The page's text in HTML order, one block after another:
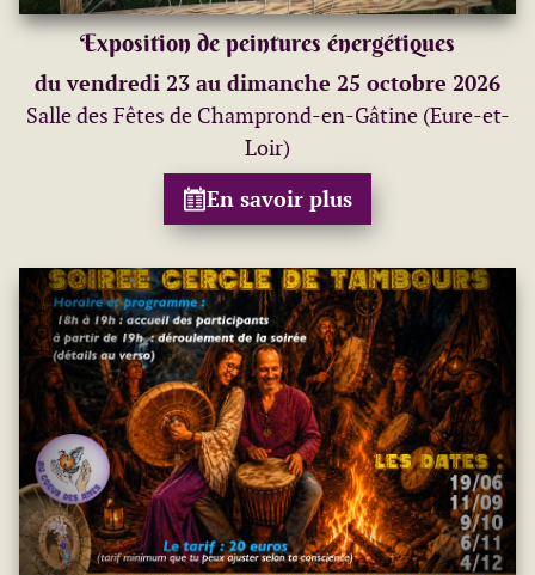
Exposition de peintures énergétiques
du vendredi 23 au dimanche 25 octobre 2026
Salle des Fêtes de Champrond-en-Gâtine (Eure-et-
Loir)
En savoir plus